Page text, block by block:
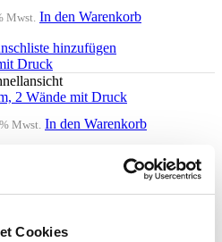
Cookies
Mwst. In den Warenkorb
hinzufügen
2 Wände mit Druck
Mwst. In den Warenkorb
Mwst. In den Warenkorb